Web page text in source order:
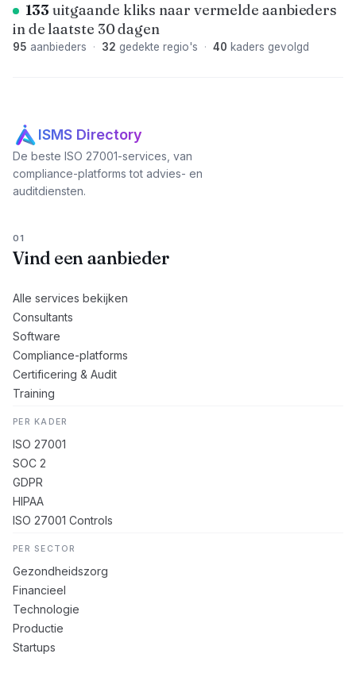
133 uitgaande kliks naar vermelde aanbieders
in de laatste 30 dagen
95 aanbieders · 32 gedekte regio's · 40 kaders gevolgd
ISMS Directory
De beste ISO 27001-services, van
compliance-platforms tot advies- en
auditdiensten.
01
Vind een aanbieder
Alle services bekijken
Consultants
Software
Compliance-platforms
Certificering & Audit
Training
PER KADER
ISO 27001
SOC 2
GDPR
HIPAA
ISO 27001 Controls
PER SECTOR
Gezondheidszorg
Financieel
Technologie
Productie
Startups